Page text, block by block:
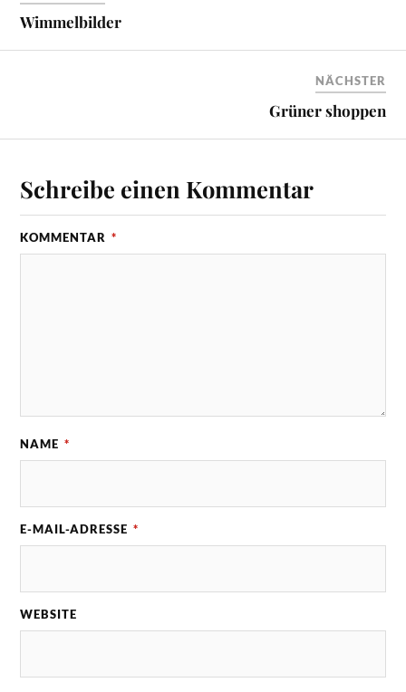
Wimmelbilder
NÄCHSTER
Grüner shoppen
Schreibe einen Kommentar
KOMMENTAR *
NAME *
E-MAIL-ADRESSE *
WEBSITE